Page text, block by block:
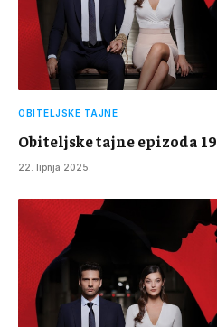
OBITELJSKE TAJNE
Obiteljske tajne epizoda 19
22. lipnja 2025.